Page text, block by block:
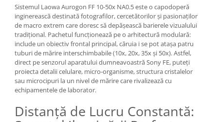
Tablete grafice
Adaptoare pentru convertoare sau
filtre
Alimentatoare 220V
Cabluri
Carcase de tip Cage, pentru
integrare in sisteme video
complexe
Huse de ploaie
Sistemul Laowa Aurogon FF 10-50x NA0.5 este o capodoperă
inginerească destinată fotografilor, cercetătorilor și pasionaților
de macro extrem care doresc să depășească barierele vizualului
tradițional. Pachetul funcționează pe o arhitectură modulară:
include un obiectiv frontal principal, căruia i se pot atașa patru
tuburi de mărire interschimbabile (10x, 20x, 35x și 50x). Astfel,
direct pe senzorul aparatului dumneavoastră Sony FE, puteți
proiecta detalii celulare, micro-organisme, structura cristalelor
sau microcipuri la un nivel de mărire care rivalizează cu
echipamentele de laborator.
Distanță de Lucru Constantă: